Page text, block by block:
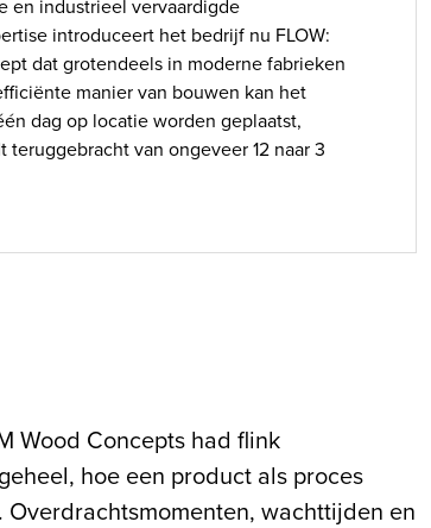
en industrieel vervaardigde
introduceert het bedrijf nu FLOW:
dat grotendeels in moderne fabrieken
manier van bouwen kan het
dag op locatie worden geplaatst,
van ongeveer 12 naar 3
Wood Concepts had flink
hoe een product als proces
wachttijden en